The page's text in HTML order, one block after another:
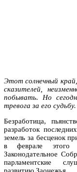
Этот солнечный
сказителей,
побывать. Но
тревога за его судьбу.
Безработица,
разработок
земель за бесценок
в феврале этого
Законодательное
парламентские